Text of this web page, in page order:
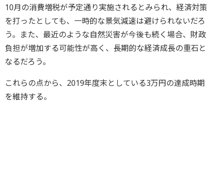
10月の消費増税が予定通り実施されるとみられ、経済対策
を打ったとしても、一時的な景気減速は避けられないだろ
う。また、最近のような自然災害が今後も続く場合、財政
負担が増加する可能性が高く、長期的な経済成長の重石と
なるだろう。
これらの点から、2019年度末としている3万円の達成時期
を維持する。